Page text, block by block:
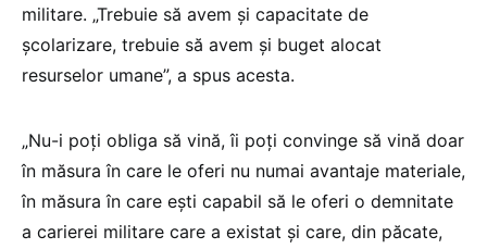
militare. „Trebuie să avem și capacitate de
școlarizare, trebuie să avem și buget alocat
resurselor umane”, a spus acesta.
„Nu-i poți obliga să vină, îi poți convinge să vină doar
în măsura în care le oferi nu numai avantaje materiale,
în măsura în care ești capabil să le oferi o demnitate
a carierei militare care a existat și care, din păcate,